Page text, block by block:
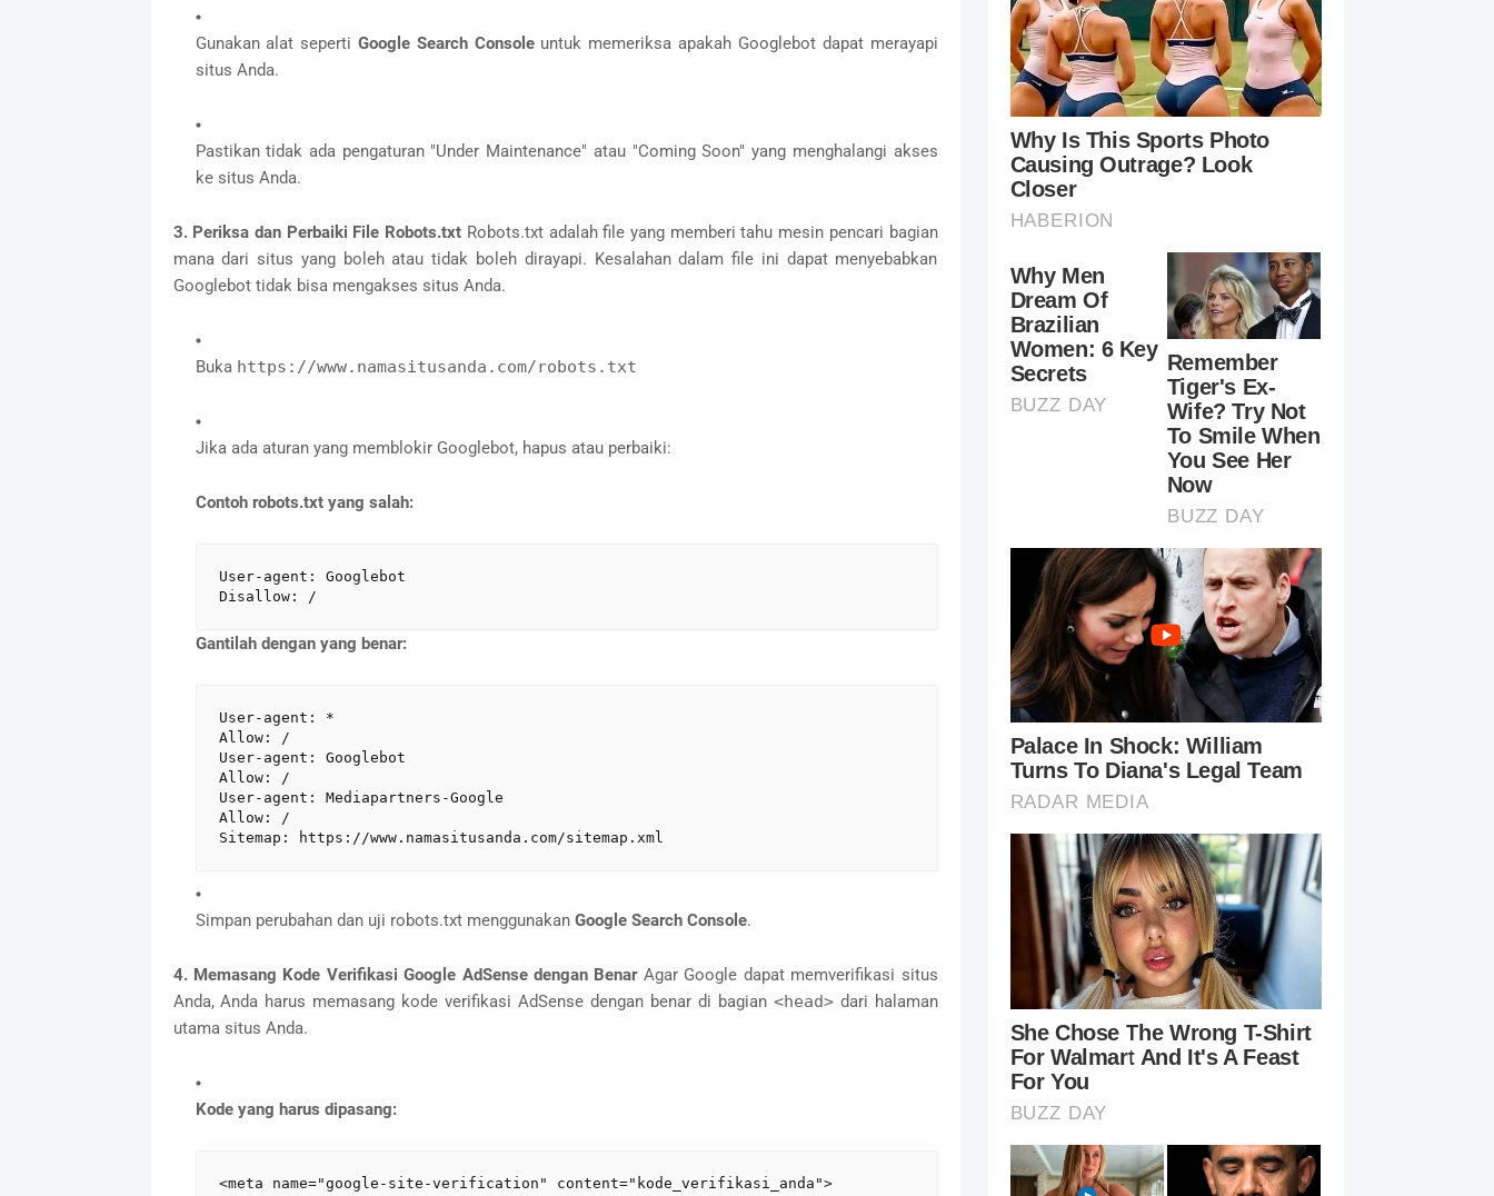
Gunakan alat seperti Google Search Consoleuntuk memeriksa apakah Googlebot dapat merayapi
situs Anda.
Pastikan tidak ada pengaturan "Under Maintenance" atau "Coming Soon" yang menghalangi akses
ke situs Anda.
3. Periksa dan Perbaiki File Robots.txt Robots.txt adalah file yang memberi tahu mesin pencari bagian
mana dari situs yang boleh atau tidak boleh dirayapi. Kesalahan dalam file ini dapat menyebabkan
Googlebot tidak bisa mengakses situs Anda.
Buka https://www.namasitusanda.com/robots.txt
Jika ada aturan yang memblokir Googlebot, hapus atau perbaiki:
Contoh robots.txt yang salah:
User-agent: Googlebot
Disallow: /
Gantilah dengan yang benar:
User-agent: *
Allow: /
User-agent: Googlebot
Allow: /
User-agent: Mediapartners-Google
Allow: /
Sitemap: https://www.namasitusanda.com/sitemap.xml
Simpan perubahan dan uji robots.txt menggunakan Google Search Console.
4. Memasang Kode Verifikasi Google AdSense dengan BenarAgar Google dapat memverifikasi situs
Anda, Anda harus memasang kode verifikasi AdSense dengan benar di bagian <head>dari halaman
utama situs Anda.
Kode yang harus dipasang:
<meta name="google-site-verification" content="kode_verifikasi_anda">